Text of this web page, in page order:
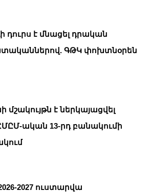
դուրս է մնացել դրական
ԳԹԿ փոխտնօրեն
մշակույթն է ներկայացվել
ական 13-րդ բանակումի
2027 ուստարվա